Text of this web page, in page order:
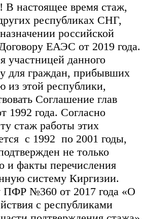
В настоящее время стаж,
республиках СНГ,
российской
ЕАЭС от 2019 года.
участницей данного
для граждан, прибывших
этой республики,
Соглашение глав
1992 года. Согласно
стаж работы этих
с 1992 по 2001 годы,
не только
и факты перечисления
систему Киргизии.
ПФР №360 от 2017 года «О
с республиками